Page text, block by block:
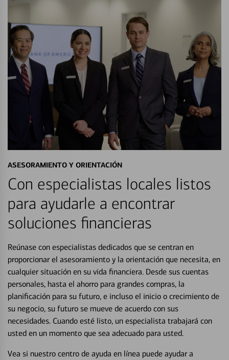
ASESORAMIENTO Y ORIENTACIÓN
Con especialistas locales listos
para ayudarle a encontrar
soluciones financieras
Reúnase con especialistas dedicados que se centran en
proporcionar el asesoramiento y la orientación que necesita, en
cualquier situación en su vida financiera. Desde sus cuentas
personales, hasta el ahorro para grandes compras, la
planificación para su futuro, e incluso el inicio o crecimiento de
su negocio, su futuro se mueve de acuerdo con sus
necesidades. Cuando esté listo, un especialista trabajará con
usted en un momento que sea adecuado para usted.
Vea si nuestro centro de ayuda en línea puede ayudar a